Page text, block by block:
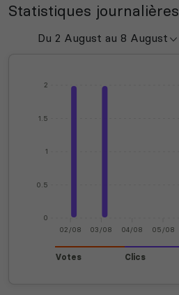
Statistiques journalières
0
0.5
1
1.5
2
02/08 03/08 04/08 05/08
Votes Clics